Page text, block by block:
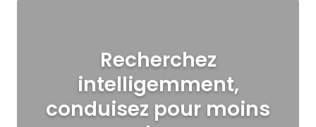
Recherchez
intelligemment,
conduisez pour moins